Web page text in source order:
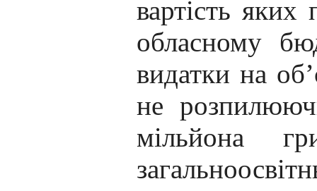
вартість
обласному
видатки на
не
мільйона